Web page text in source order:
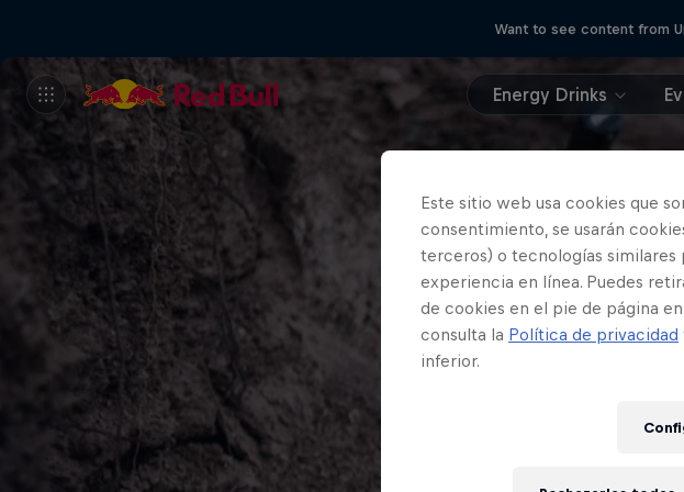
Want to see content from
Energy Drinks
Este sitio web usa cookies que
consentimiento, se usarán
terceros) o tecnologías
experiencia en línea. Puedes
de cookies en el pie de página
consulta la Política de privacidad
inferior.